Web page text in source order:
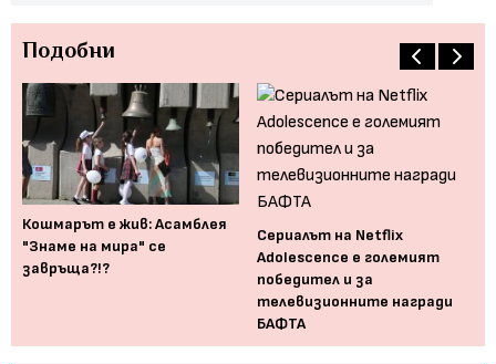
Подобни
Кошмарът е жив: Асамблея
"Знаме на мира" се
завръща?!?
Сериалът на Netflix
Adolescence е големият
победител и за
телевизионните награди
БАФТА